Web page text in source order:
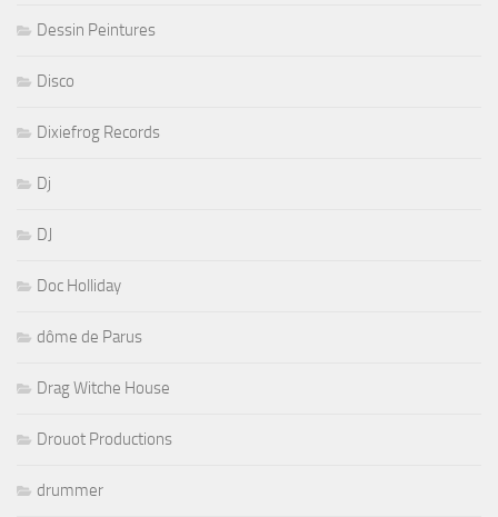
Dessin Peintures
Disco
Dixiefrog Records
Dj
DJ
Doc Holliday
dôme de Parus
Drag Witche House
Drouot Productions
drummer